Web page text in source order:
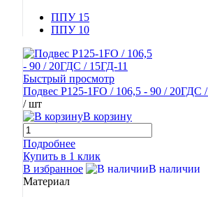
ППУ 15
ППУ 10
Быстрый просмотр
Подвес Р125-1FO / 106,5 - 90 / 20ГДС
/ шт
В корзину
Подробнее
Купить в 1 клик
В избранное
В наличии
Материал